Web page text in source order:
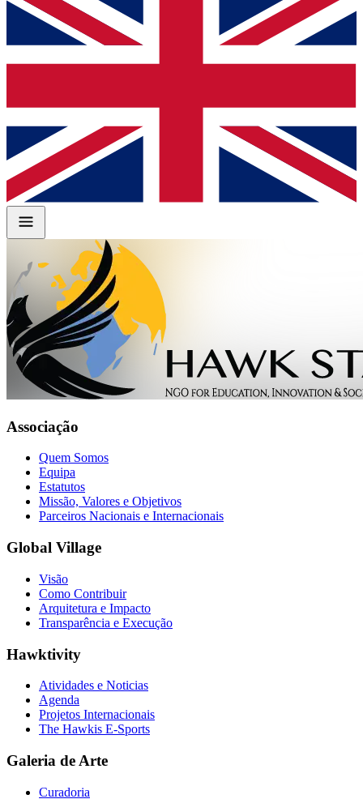
Associação
Quem Somos
Equipa
Estatutos
Missão, Valores e Objetivos
Parceiros Nacionais e Internacionais
Global Village
Visão
Como Contribuir
Arquitetura e Impacto
Transparência e Execução
Hawktivity
Atividades e Noticias
Agenda
Projetos Internacionais
The Hawkis E-Sports
Galeria de Arte
Curadoria